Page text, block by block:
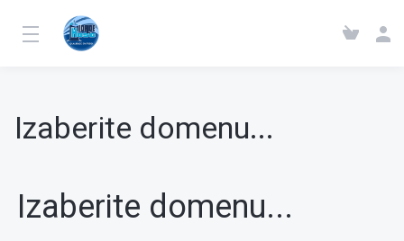
Izaberite domenu...
Izaberite domenu...